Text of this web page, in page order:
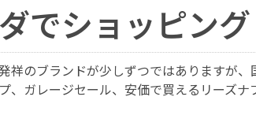
でショッピング
祥のブランドが少しずつではありますが
、ガレージセール、安価で買えるリーズ